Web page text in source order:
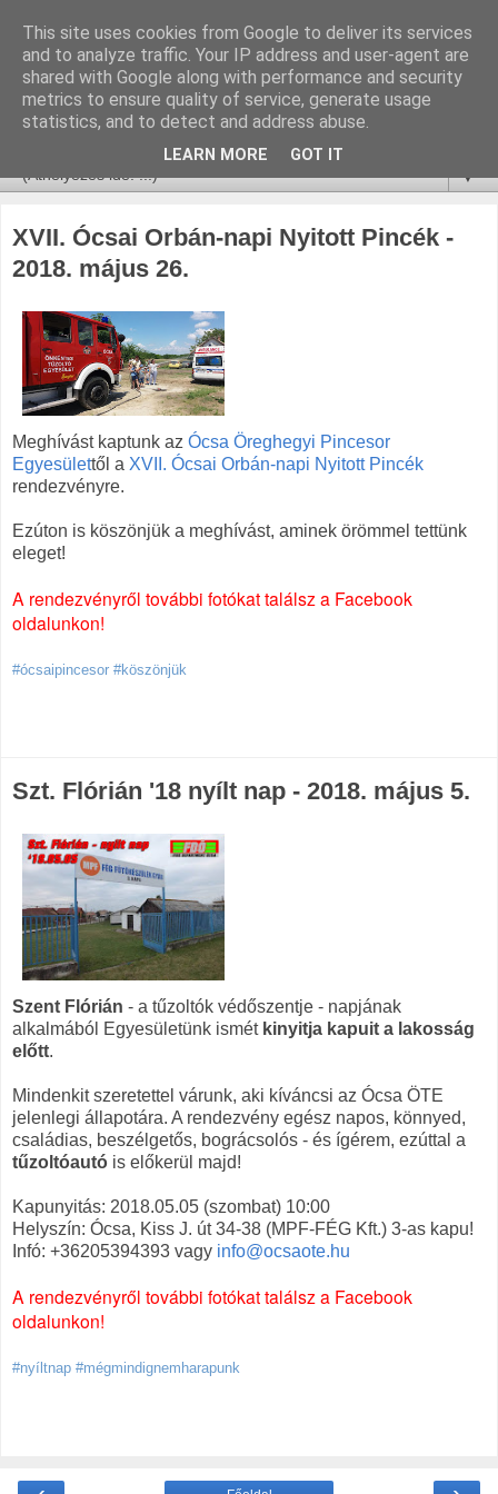
▼
XVII. Ócsai Orbán-napi Nyitott Pincék -
2018. május 26.
Meghívást kaptunk az Ócsa Öreghegyi Pincesor
Egyesülettől a XVII. Ócsai Orbán-napi Nyitott Pincék
rendezvényre.
Ezúton is köszönjük a meghívást, aminek örömmel tettünk
eleget!
A rendezvényről további fotókat találsz a Facebook
oldalunkon!
#ócsaipincesor #köszönjük
Szt. Flórián '18 nyílt nap - 2018. május 5.
Szent Flórián - a tűzoltók védőszentje - napjának
alkalmából Egyesületünk ismét kinyitja kapuit a lakosság
előtt.
Mindenkit szeretettel várunk, aki kíváncsi az Ócsa ÖTE
jelenlegi állapotára. A rendezvény egész napos, könnyed,
családias, beszélgetős, bográcsolós - és ígérem, ezúttal a
tűzoltóautó is előkerül majd!
Kapunyitás: 2018.05.05 (szombat) 10:00
Helyszín: Ócsa, Kiss J. út 34-38 (MPF-FÉG Kft.) 3-as kapu!
Infó: +36205394393 vagy info@ocsaote.hu
A rendezvényről további fotókat találsz a Facebook
oldalunkon!
#nyíltnap #mégmindignemharapunk
This site uses cookies from Google to deliver its services
and to analyze traffic. Your IP address and user-agent are
shared with Google along with performance and security
metrics to ensure quality of service, generate usage
statistics, and to detect and address abuse.
LEARN MORE GOT IT